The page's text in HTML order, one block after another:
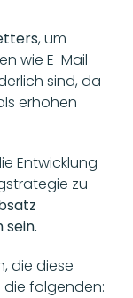
, um
wie E-Mail-
sind, da
erhöhen
Entwicklung
zu
die diese
die folgenden: